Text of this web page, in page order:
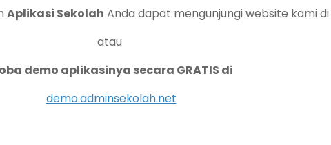
Aplikasi Sekolah Anda dapat mengunjungi website kami di
atau
demo aplikasinya secara GRATIS di
demo.adminsekolah.net